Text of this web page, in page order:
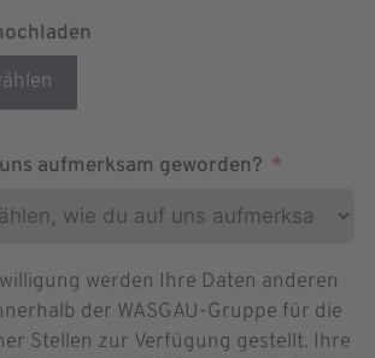
aufmerksam geworden?
werden Ihre Daten anderen
der WASGAU-Gruppe für die
Stellen zur Verfügung gestellt. Ihre